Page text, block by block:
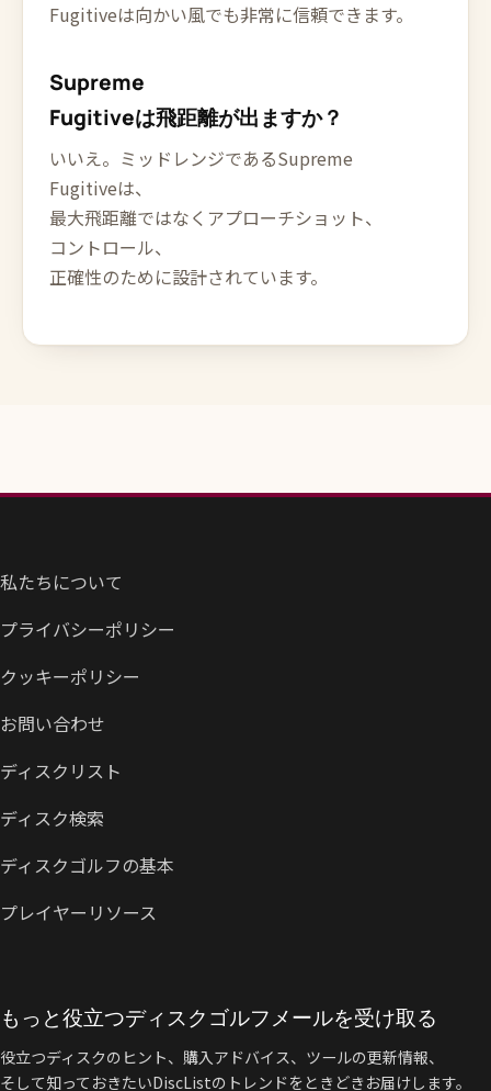
Fugitiveは向かい風でも非常に信頼できます。
Supreme
Fugitiveは飛距離が出ますか？
いいえ。ミッドレンジであるSupreme
Fugitiveは、
最大飛距離ではなくアプローチショット、
コントロール、
正確性のために設計されています。
私たちについて
プライバシーポリシー
クッキーポリシー
お問い合わせ
ディスクリスト
ディスク検索
ディスクゴルフの基本
プレイヤーリソース
もっと役立つディスクゴルフメールを受け取る
役立つディスクのヒント、購入アドバイス、ツールの更新情報、
そして知っておきたいDiscListのトレンドをときどきお届けします。